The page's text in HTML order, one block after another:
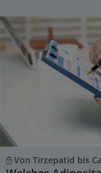
Von Tirzepatid bis